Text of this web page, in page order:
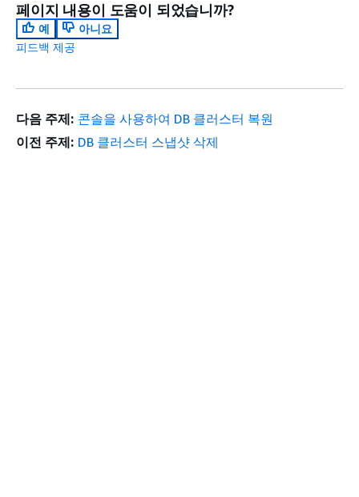
페이지 내용이 도움이 되었습니까?
예
아니요
피드백 제공
다음 주제: 콘솔을 사용하여 DB 클러스터 복원
이전 주제: DB 클러스터 스냅샷 삭제